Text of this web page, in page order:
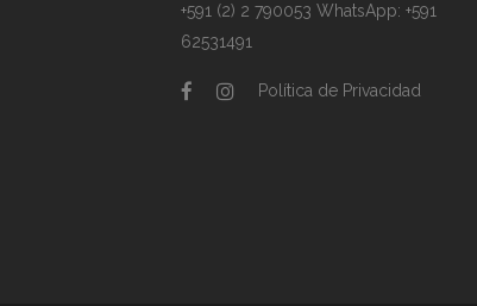
+591 (2) 2 790053 WhatsApp: +591
62531491
Política de Privacidad